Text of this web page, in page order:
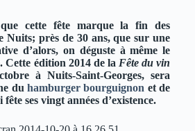
cette fête marque la fin des
Nuits; près de 30 ans, que sur une
d’alors, on déguste à même le
Cette édition 2014 de la Fête du vin
à Nuits-Saint-Georges, sera
duhamburger bourguignon et de
ses vingt années d’existence.